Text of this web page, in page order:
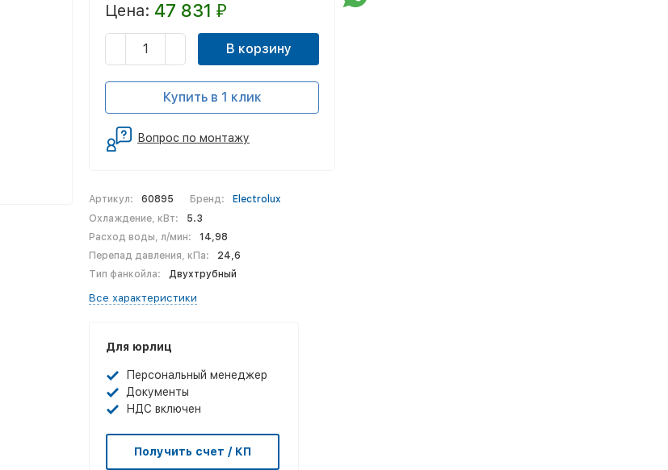
Артикул: 60895 Бренд:
Electrolux
Охлаждение, кВт:
5.3
Расход воды, л/мин:
14,98
Перепад давления, кПа:
24,6
Тип фанкойла:
Двухтрубный
Все характеристики
Для юрлиц
Персональный менеджер
Документы
НДС включен
Получить счет / КП
Цена: 47 831 ₽
В корзину
Купить в 1 клик
Вопрос по монтажу